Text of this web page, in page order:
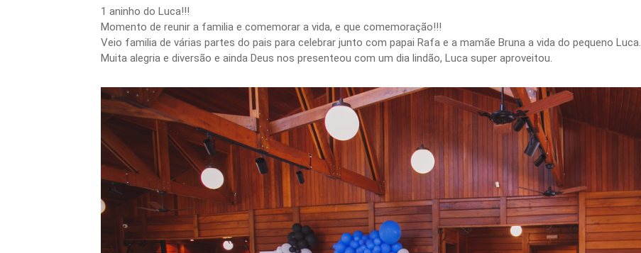
1 aninho do Luca!!!
Momento de reunir a familia e comemorar a vida, e que comemoração!!!
Veio familia de várias partes do pais para celebrar junto com papai Rafa e a mamãe Bruna a vida do pequeno Luca.
Muita alegria e diversão e ainda Deus nos presenteou com um dia lindão, Luca super aproveitou.